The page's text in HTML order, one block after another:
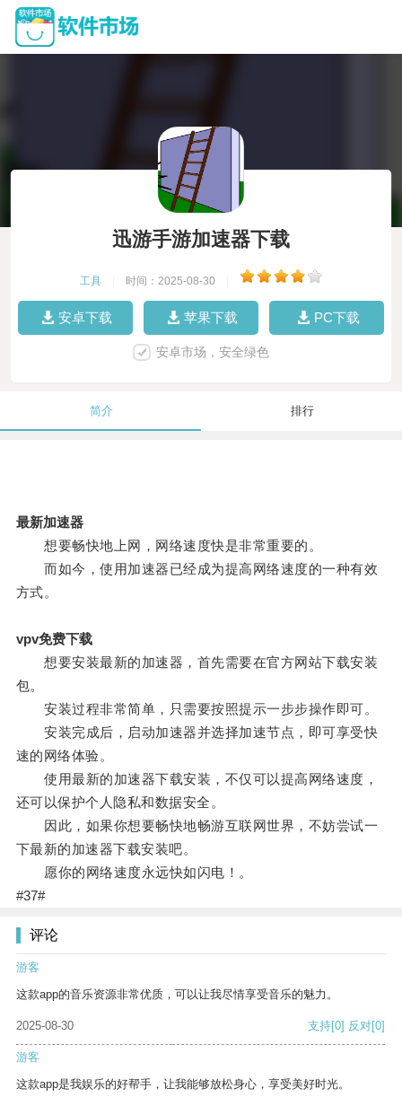
迅游手游加速器下载
工具 时间：2025-08-30
安卓下载 苹果下载 PC下载
安卓市场，安全绿色
简介 排行
最新加速器
想要畅快地上网，网络速度快是非常重要的。
而如今，使用加速器已经成为提高网络速度的一种有效
方式。
vpv免费下载
想要安装最新的加速器，首先需要在官方网站下载安装
包。
安装过程非常简单，只需要按照提示一步步操作即可。
安装完成后，启动加速器并选择加速节点，即可享受快
速的网络体验。
使用最新的加速器下载安装，不仅可以提高网络速度，
还可以保护个人隐私和数据安全。
因此，如果你想要畅快地畅游互联网世界，不妨尝试一
下最新的加速器下载安装吧。
愿你的网络速度永远快如闪电！。
#37#
评论
游客
这款app的音乐资源非常优质，可以让我尽情享受音乐的魅力。
2025-08-30 支持[0] 反对[0]
游客
这款app是我娱乐的好帮手，让我能够放松身心，享受美好时光。